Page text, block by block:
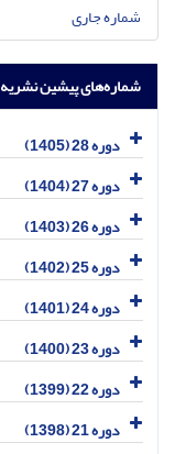
شماره جاری
شماره‌های پیشین نشریه
دوره 28 (1405)
دوره 27 (1404)
دوره 26 (1403)
دوره 25 (1402)
دوره 24 (1401)
دوره 23 (1400)
دوره 22 (1399)
دوره 21 (1398)